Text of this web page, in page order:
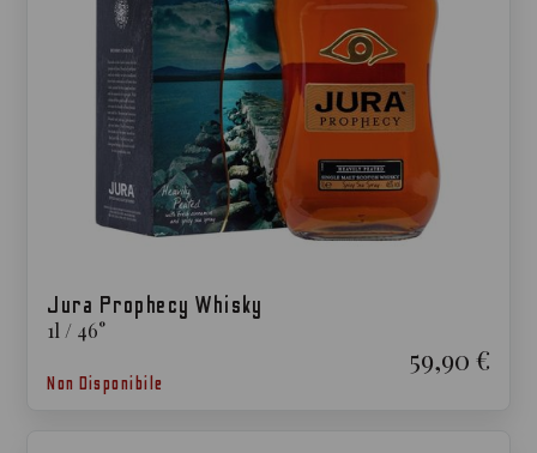
Jura Prophecy Whisky
1l / 46°
59,90 €
Non Disponibile